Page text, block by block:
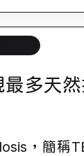
多天
，簡稱